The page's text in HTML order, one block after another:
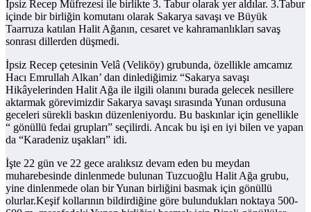
İpsiz Recep Müfrezesi ile birlikte 3. Tabur olarak yer aldılar. 3.Tabur
içinde bir birliğin komutanı olarak Sakarya savaşı ve Büyük
Taarruza katılan Halit Ağanın, cesaret ve kahramanlıkları savaş
sonrası dillerden düşmedi.
İpsiz Recep çetesinin Velâ (Veliköy) grubunda, özellikle amcamız
Hacı Emrullah Alkan’ dan dinlediğimiz “Sakarya savaşı
Hikâyelerinden Halit Ağa ile ilgili olanını burada gelecek nesillere
aktarmak görevimizdir Sakarya savaşı sırasında Yunan ordusuna
geceleri sürekli baskın düzenleniyordu. Bu baskınlar için genellikle
“ gönüllü fedai grupları” seçilirdi. Ancak bu işi en iyi bilen ve yapan
da “Karadeniz uşakları” idi.
İşte 22 gün ve 22 gece aralıksız devam eden bu meydan
muharebesinde dinlenmede bulunan Tuzcuoğlu Halit Ağa grubu,
yine dinlenmede olan bir Yunan birliğini basmak için gönüllü
olurlar.Keşif kollarının bildirdiğine göre bulundukları noktaya 500-